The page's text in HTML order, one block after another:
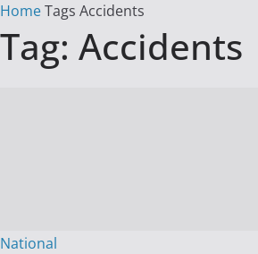
HomeTags Accidents
Tag: Accidents
National